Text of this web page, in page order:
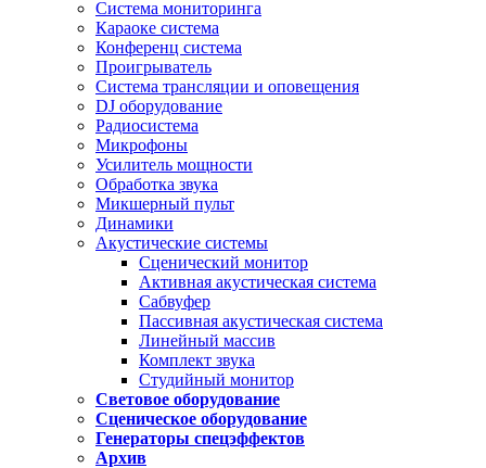
Система мониторинга
Караоке система
Конференц система
Проигрыватель
Система трансляции и оповещения
DJ оборудование
Радиосистема
Микрофоны
Усилитель мощности
Обработка звука
Микшерный пульт
Динамики
Акустические системы
Сценический монитор
Активная акустическая система
Сабвуфер
Пассивная акустическая система
Линейный массив
Комплект звука
Студийный монитор
Световое оборудование
Сценическое оборудование
Генераторы спецэффектов
Архив